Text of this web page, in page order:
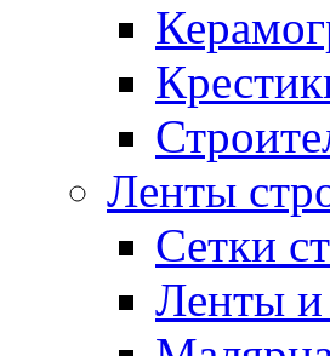
Ленты
Cетки
Ленты и